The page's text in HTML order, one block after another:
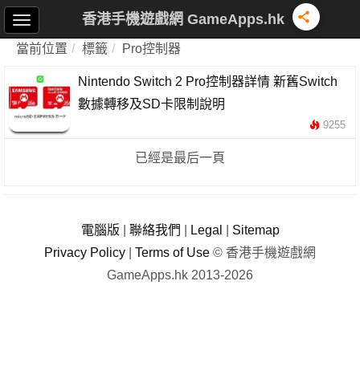
香港手機遊戲網 GameApps.hk
當前位置 標籤 Pro控制器
Nintendo Switch 2 Pro控制器詳情 新舊Switch
數據轉移及SD卡限制說明
9255
已經是最后一頁
電腦版 聯絡我們 Legal
Sitemap
Privacy Policy
Terms of Use © 香港手機遊戲網
GameApps.hk 2013-2026